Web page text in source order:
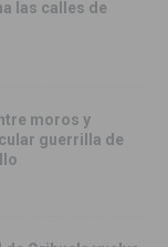
las calles de
moros y
guerrilla de